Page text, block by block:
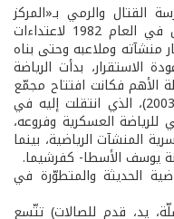
مدرسة القتال والرمي بـ«المركز
العالي للرياضة العسكرية»، الذي تعرّض في العام 1982 لاعتداءات
منشآته وملاعبه وحتى بناه
الاستقرار، بدأت الرياضة
الأهم فكانت افتتاح مجمّع
الرئيس إميل لحود الرياضي العسكري (2003)، الذي انتقلت إليه في
العالي للرياضة العسكرية وفروعه،
المنشآت الرياضية، بينما
يوسف الأسطا- كفرشيما.
الحديثة والمتطوّرة في
يد، قدم للصالات) تتّسع